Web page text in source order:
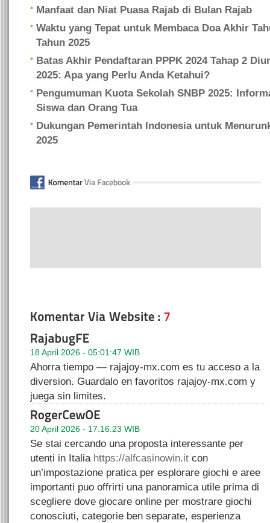
Manfaat dan Niat Puasa Rajab di Bulan Rajab
Waktu yang Tepat untuk Membaca Doa Akhir
Tahun 2025
Batas Akhir Pendaftaran PPPK 2024 Tahap 2
2025: Apa yang Perlu Anda Ketahui?
Pengumuman Kuota Sekolah SNBP 2025:
Siswa dan Orang Tua
Dukungan Pemerintah Indonesia untuk
2025
18 April 2026 - 05:01:47 WIB
Ahorra tiempo — rajajoy-mx.com es tu acceso a la
diversion. Guardalo en favoritos rajajoy-mx.com y
juega sin limites.
20 April 2026 - 17:16:23 WIB
Se stai cercando una proposta interessante per
utenti in Italia https://alfcasinowin.it con
un’impostazione pratica per esplorare giochi e aree
importanti puo offrirti una panoramica utile prima di
scegliere dove giocare online per mostrare giochi
conosciuti, categorie ben separate, esperienza